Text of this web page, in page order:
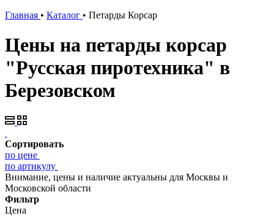
Главная • Каталог • Петарды Корсар
Цены на петарды корсар
"Русская пиротехника" в
Березовском
Сортировать
по цене
по артикулу
Внимание, цены и наличие актуальны для Москвы и
Московской области
Фильтр
Цена